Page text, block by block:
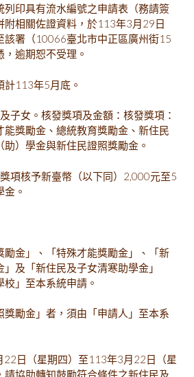
列印具有流水編號之申請表（務請簽
附相關佐證資料，於113年3月29日
該署（10066臺北市中正區廣州街15
逾期恕不受理。
計113年5月底。
子女。核發獎項及金額：核發獎項：
能獎勵金、總統教育獎勵金、新住民
）學金與新住民證照獎勵金。
項核予新臺幣（以下同）2,000元至5
。
勵金」、「特殊才能獎勵金」、「新
及「新住民及子女清寒助學金」
」至本系統申請。
獎勵金」者，須由「申請人」至本系
22日（星期四）至113年3月22日（星
請協助轉知鼓勵符合條件之新住民及